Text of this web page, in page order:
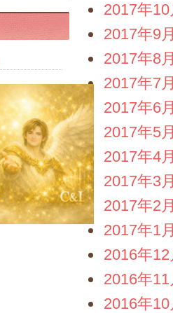
2017年10
2017年9
2017年8
2017年7
2017年6
2017年5
2017年4
2017年3
2017年2
2017年1
2016年12
2016年11
2016年10